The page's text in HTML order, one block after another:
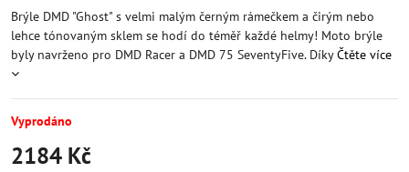
Brýle DMD "Ghost" s velmi malým černým rámečkem a čirým nebo
lehce tónovaným sklem se hodí do téměř každé helmy! Moto brýle
byly navrženo pro DMD Racer a DMD 75 SeventyFive. DíkyČtěte více
Vyprodáno
2184 Kč